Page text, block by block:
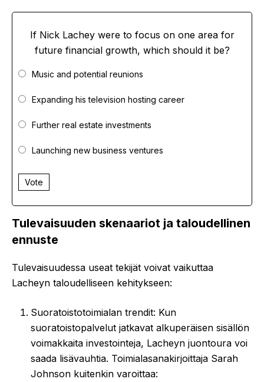
If Nick Lachey were to focus on one area for
future financial growth, which should it be?
Music and potential reunions
Expanding his television hosting career
Further real estate investments
Launching new business ventures
Vote
Tulevaisuuden skenaariot ja taloudellinen
ennuste
Tulevaisuudessa useat tekijät voivat vaikuttaa
Lacheyn taloudelliseen kehitykseen:
Suoratoistotoimialan trendit: Kun
suoratoistopalvelut jatkavat alkuperäisen sisällön
voimakkaita investointeja, Lacheyn juontoura voi
saada lisävauhtia. Toimialasanakirjoittaja Sarah
Johnson kuitenkin varoittaa: